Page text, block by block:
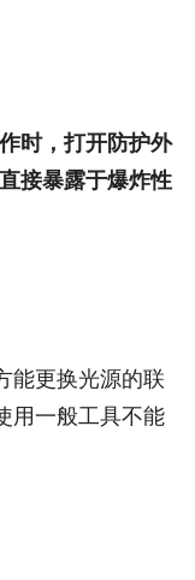
时，打开防护外
接暴露于爆炸性
能更换光源的联
用一般工具不能